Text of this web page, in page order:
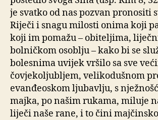
je svatko od nas pozvan pronositi
Riječi i snagu milosti onima koji
koji im pomažu – obiteljima,
bolničkom osoblju – kako bi se
bolesnima uvijek vršilo sa sve
čovjekoljubljem, velikodušnom
evanđeoskom ljubavlju, s
majka, po našim rukama, miluje
liječi naše rane, i to čini